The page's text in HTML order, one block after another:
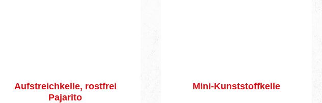
Aufstreichkelle, rostfrei
Pajarito
Mini-Kunststoffkelle